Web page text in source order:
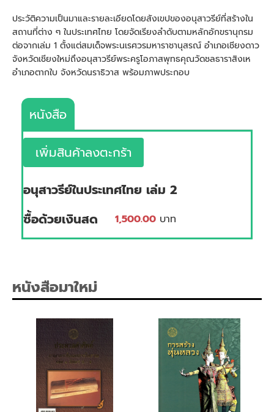
ประวัติความเป็นมาและรายละเอียดโดยสังเขปของอนุสาวรีย์ที่สร้างใน
สถานที่ต่าง ๆ ในประเทศไทย โดยจัดเรียงลำดับตามหลักอักขรานุกรม
ต่อจากเล่ม 1 ตั้งแต่สมเด็จพระนเรศวรมหาราชานุสรณ์ อำเภอเชียงดาว
จังหวัดเชียงใหม่ถึงอนุสาวรีย์พระครูโอภาสพุทธคุณวัดชลธาราสิงเห
อำเภอตากใบ จังหวัดนราธิวาส พร้อมภาพประกอบ
หนังสือ
เพิ่มสินค้าลงตะกร้า
อนุสาวรีย์ในประเทศไทย เล่ม 2
ซื้อด้วยเงินสด
1,500.00 บาท
หนังสือมาใหม่